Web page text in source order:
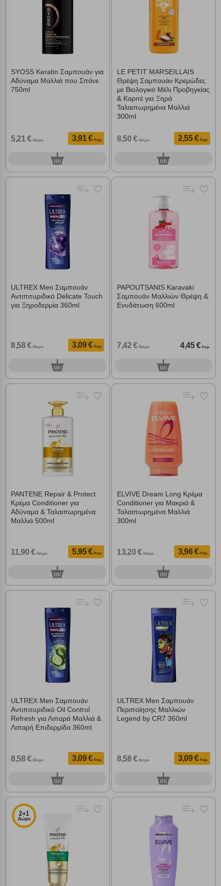
SYOSS Keratin Σαμπουάν για
Αδύναμα Μαλλιά που Σπάνε
750ml
5,21 € /λίτρο 3,91 € /τεμ.
0τεμ.
LE PETIT MARSEILLAIS
Θρέψη Σαμπουάν Κρεμώδες
με Βιολογικό Μέλι Προβηγκίας
& Καριτέ για Ξηρά
Ταλαιπωρημένα Μαλλιά
300ml
8,50 € /λίτρο 2,55 € /τεμ.
0τεμ.
ULTREX Men Σαμπουάν
Αντιπιτυριδικό Delicate Touch
για Ξηροδερμία 360ml
8,58 € /λίτρο 3,09 € /τεμ.
0τεμ.
PAPOUTSANIS Karavaki
Σαμπουάν Μαλλιών Θρέψη &
Ενυδάτωση 600ml
7,42 € /λίτρο 4,45 € /τεμ.
0τεμ.
PANTENE Repair & Protect
Κρέμα Conditioner για
Αδύναμα & Ταλαιπωρημένα
Μαλλιά 500ml
11,90 € /λίτρο 5,95 € /τεμ.
0τεμ.
ELVIVE Dream Long Κρέμα
Conditioner για Μακριά &
Ταλαιπωρημένα Μαλλιά
300ml
13,20 € /λίτρο 3,96 € /τεμ.
0τεμ.
ULTREX Men Σαμπουάν
Αντιπιτυριδικό Oil Control
Refresh για Λιπαρά Μαλλιά &
Λιπαρή Επιδερμίδα 360ml
8,58 € /λίτρο 3,09 € /τεμ.
0τεμ.
ULTREX Men Σαμπουάν
Περιποίησης Μαλλιών
Legend by CR7 360ml
8,58 € /λίτρο 3,09 € /τεμ.
0τεμ.
2+1
Δώρο